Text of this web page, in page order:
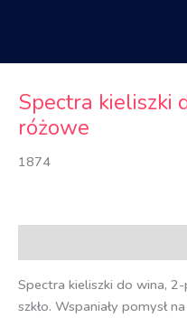
Spectra kieliszki
różowe
1874
Spectra kieliszki do wina,
szkło. Wspaniały pomysł